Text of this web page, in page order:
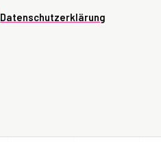
Datenschutzerklärung